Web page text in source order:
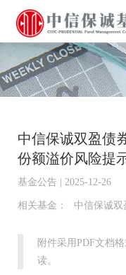
中信保诚双盈债
份额溢价风险提
基金公告 | 2025-12-26
相关基金： 中信保诚
附件采用PDF文档
读。